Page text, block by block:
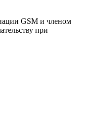
GSM и членом
при